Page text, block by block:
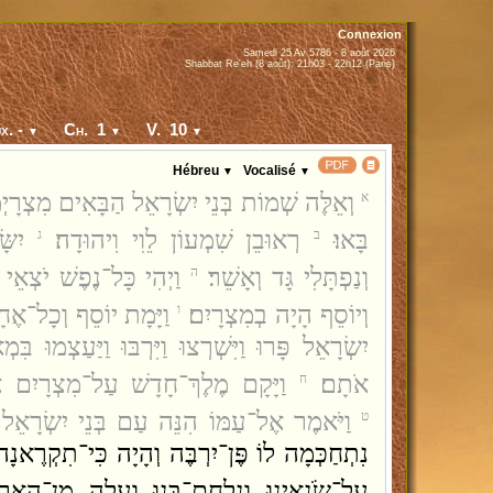
Connexion
Samedi 25 Av 5786 - 8 août 2026
Shabbat Re'eh (8 août): 21h03 - 22h12 (Paris)
-▼ Ch. 1▼ V. 10▼
Hébreu ▼ Vocalisé ▼
א וְאֵלֶּה שְׁמוֹת בְּנֵי יִשְׂרָאֵל הַבָּאִים
בָּאוּ׃
ב רְאוּבֵן שִׁמְעוֹן לֵוִי וִיהוּדָה׃ ג
וְנַפְתָּלִי גָּד וְאָשֵׁר׃
ה
וַיְהִי כָּל־נֶפֶשׁ
וְיוֹסֵף הָיָה בְמִצְרָיִם׃
ו וַיָּמָת יוֹסֵף
יִשְׂרָאֵל פָּרוּ וַיִּשְׁרְצוּ וַיִּרְבּוּ וַיַּעַצְמוּ
אֹתָם׃
ח וַיָּקָם מֶלֶךְ־חָדָשׁ עַל־מִצְרָיִם
ט וַיֹּאמֶר אֶל־עַמּוֹ הִנֵּה עַם בְּנֵי יִשְׂרָאֵל
נִתְחַכְּמָה לוֹ פֶּן־יִרְבֶּה וְהָיָה